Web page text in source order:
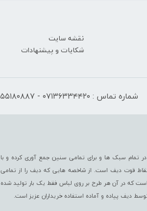
نقشه سایت
شکایات و پیشنهادات
شماره تماس : ۰۷۱۳۶۳۳۴۴۲۰ - ۰۹۰۵۵۱۸۰۸۸۷
سبک ها و برای تمامی سنین جمع آوری کرده و با
نقاط قوت دیف است. از شاخصه هایی که دیف را از تمامی
که در آن هر طرح بر روی لباس فقط یک بار تولید شده
دیف پیاده و آماده استفاده خریداران عزیز است.